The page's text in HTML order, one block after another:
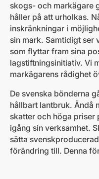
skogs- och markägare
håller på att urholkas.
inskränkningar i
sin mark. Samtidigt ser
som flyttar fram sina
lagstiftningsinitiativ. Vi
markägarens rådighet
De svenska bönderna
hållbart lantbruk. Ändå
skatter och höga priser
igång sin verksamhet.
sätta
förändring till. Denna